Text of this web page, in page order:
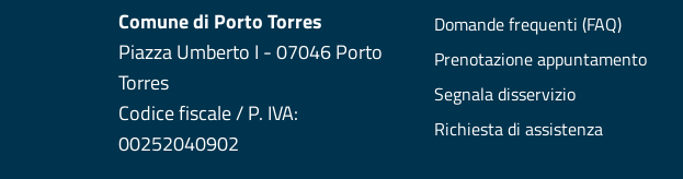
Comune di Porto Torres
Piazza Umberto I - 07046 Porto
Torres
Codice fiscale / P. IVA:
00252040902
Domande frequenti (FAQ)
Prenotazione appuntamento
Segnala disservizio
Richiesta di assistenza